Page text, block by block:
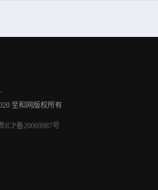
至和网版权所有
ICP备20069987号